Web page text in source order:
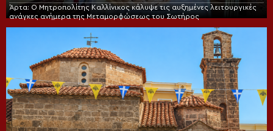
Άρτα: Ο Μητροπολίτης Καλλίνικος κάλυψε τις αυξημένες λειτουργικές
ανάγκες ανήμερα της Μεταμορφώσεως του Σωτήρος